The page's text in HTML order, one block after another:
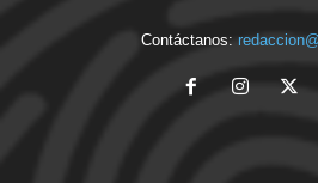
Contáctanos: